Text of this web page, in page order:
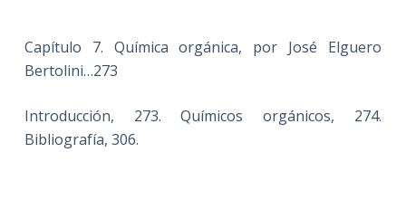
Capítulo 7. Química orgánica, por José Elguero
Bertolini…273
Introducción, 273. Químicos orgánicos, 274.
Bibliografía, 306.